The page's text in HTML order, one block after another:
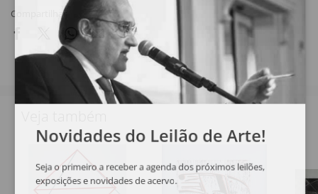
Compartilhar
Novidades do Leilão de Arte!
Seja o primeiro a receber a agenda dos próximos leilões,
exposições e novidades de acervo.